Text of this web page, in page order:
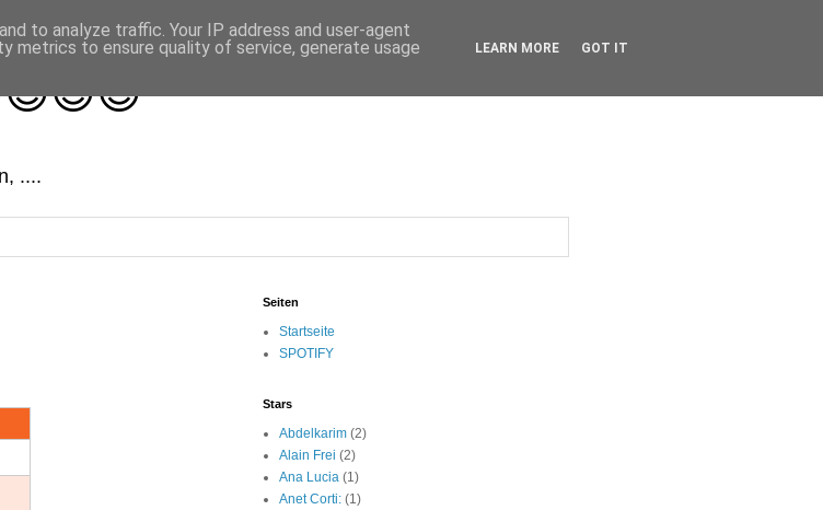
....
Seiten
Startseite
SPOTIFY
Stars
Abdelkarim (2)
Alain Frei (2)
Ana Lucia (1)
Anet Corti: (1)
to analyze traffic. Your IP address and user-agent
metrics to ensure quality of service, generate usage
LEARN MORE GOT IT